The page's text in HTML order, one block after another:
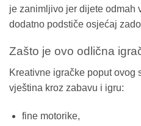
je zanimljivo jer dijete odmah
dodatno podstiče osjećaj
Zašto je ovo odlična
Kreativne igračke poput ovog
vještina kroz zabavu i igru:
fine motorike,